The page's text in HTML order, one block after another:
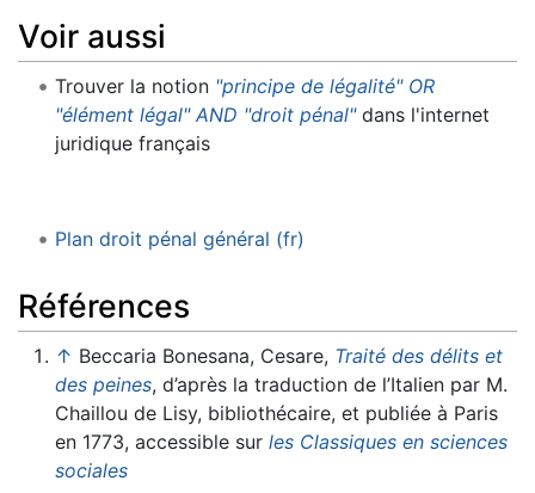
Voir aussi
Trouver la notion "principe de légalité" OR
"élément légal" AND "droit pénal"dans l'internet
juridique français
Plan droit pénal général (fr)
Références
↑ Beccaria Bonesana, Cesare, Traité des délits et
des peines, d’après la traduction de l’Italien par M.
Chaillou de Lisy, bibliothécaire, et publiée à Paris
en 1773, accessible sur les Classiques en sciences
sociales